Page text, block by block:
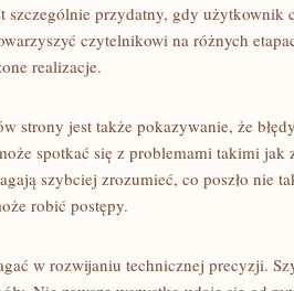
szczególnie przydatny, gdy użytkownik
czytelnikowi na różnych
realizacje.
strony jest także pokazywanie, że
spotkać się z problemami takimi
szybciej zrozumieć, co poszło nie
robić postępy.
w rozwijaniu technicznej precyzji.